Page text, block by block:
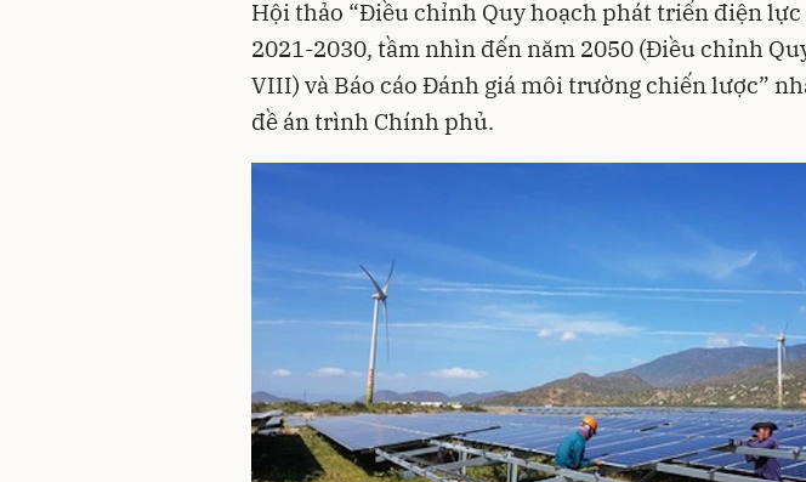
Hội thảo “Điều chỉnh Quy hoạch phát triển điện
2021-2030, tầm nhìn đến năm 2050 (Điều chỉnh
VIII) và Báo cáo Đánh giá môi trường chiến lược”
đề án trình Chính phủ.